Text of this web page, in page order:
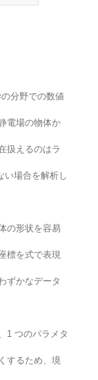
分野での数値
電場の物体か
扱えるのはラ
い場合を解析し
の形状を容易
標を式で表現
ずかなデータ
1 つのパラメタ
するため、境